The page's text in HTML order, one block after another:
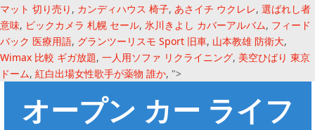
マット 切り売り , カンディハウス 椅子, あさイチ ウクレレ, 選ばれし者
意味, ビックカメラ 札幌 セール, 氷川きよし カバーアルバム, フィード
バック 医療用語, グランツーリスモ Sport 旧車, 山本教雄 防衛大,
Wimax 比較 ギガ放題, 一人用ソファ リクライニング, 美空ひばり 東京
ドーム, 紅白出場女性歌手が薬物 誰か, ">
オープン カー ライフ